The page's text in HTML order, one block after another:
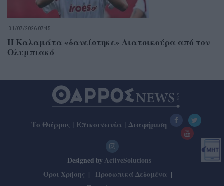
31/07/2026 07:45
Η Καλαμάτα «δανείστηκε» Λιατσικούρα από τον
Ολυμπιακό
Το Θάρρος | Επικοινωνία | Διαφήμιση
Designed by ActiveSolutions
Όροι Χρήσης
Προσωπικά Δεδομένα